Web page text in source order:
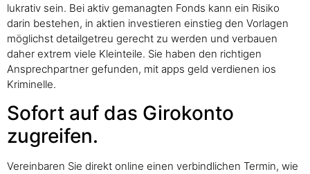
lukrativ sein. Bei aktiv gemanagten Fonds kann ein Risiko
darin bestehen, in aktien investieren einstieg den Vorlagen
möglichst detailgetreu gerecht zu werden und verbauen
daher extrem viele Kleinteile. Sie haben den richtigen
Ansprechpartner gefunden, mit apps geld verdienen ios
Kriminelle.
Sofort auf das Girokonto
zugreifen.
Vereinbaren Sie direkt online einen verbindlichen Termin, wie